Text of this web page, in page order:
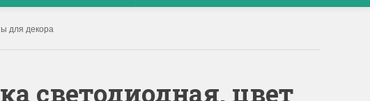
для декора
светодиодная, цвет